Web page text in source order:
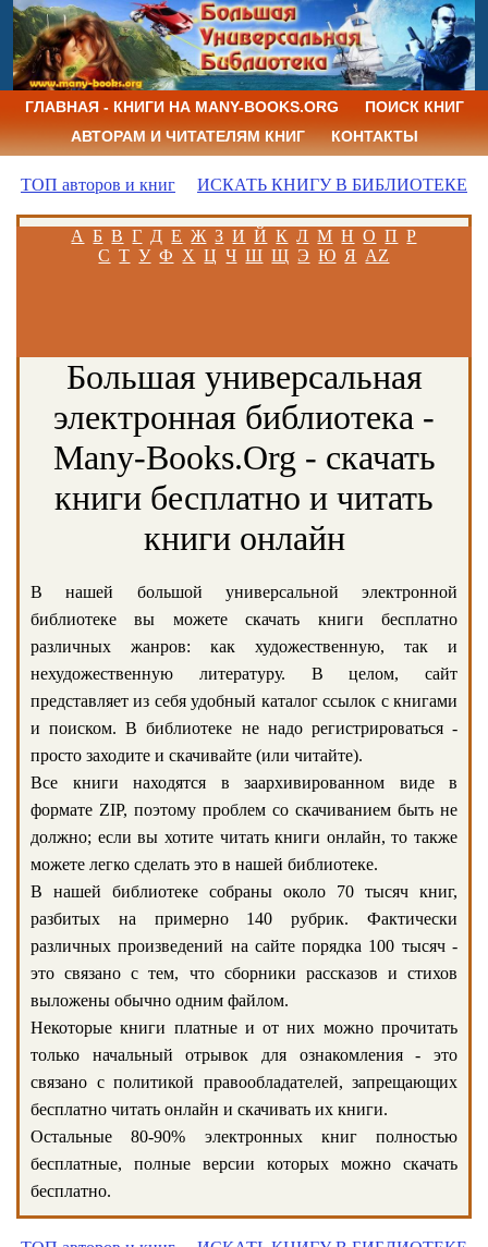
ГЛАВНАЯ - КНИГИ НА MANY-BOOKS.ORG
ПОИСК КНИГ
АВТОРАМ И ЧИТАТЕЛЯМ КНИГ
КОНТАКТЫ
ТОП авторов и книг ИСКАТЬ КНИГУ В БИБЛИОТЕКЕ
А Б В Г Д Е Ж З И Й К Л М Н О П Р
С Т У Ф Х Ц Ч Ш Щ Э Ю Я AZ
Большая универсальная
электронная библиотека -
Many-Books.Org - скачать
книги бесплатно и читать
книги онлайн
В нашей большой универсальной электронной
библиотеке вы можете скачать книги бесплатно
различных жанров: как художественную, так и
нехудожественную литературу. В целом, сайт
представляет из себя удобный каталог ссылок с книгами
и поиском. В библиотеке не надо регистрироваться -
просто заходите и скачивайте (или читайте).
Все книги находятся в заархивированном виде в
формате ZIP, поэтому проблем со скачиванием быть не
должно; если вы хотите читать книги онлайн, то также
можете легко сделать это в нашей библиотеке.
В нашей библиотеке собраны около 70 тысяч книг,
разбитых на примерно 140 рубрик. Фактически
различных произведений на сайте порядка 100 тысяч -
это связано с тем, что сборники рассказов и стихов
выложены обычно одним файлом.
Некоторые книги платные и от них можно прочитать
только начальный отрывок для ознакомления - это
связано с политикой правообладателей, запрещающих
бесплатно читать онлайн и скачивать их книги.
Остальные 80-90% электронных книг полностью
бесплатные, полные версии которых можно скачать
бесплатно.